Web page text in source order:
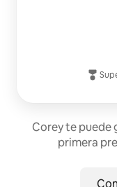
Corey te puede
primera